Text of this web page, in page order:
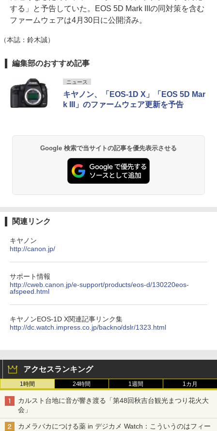
する」と予告していた。EOS 5D Mark IIIの同対策を含む
ファームウェアは4月30日に公開済み。
（本誌：鈴木誠）
編集部のおすすめ記事
ニュース
キヤノン、「EOS-1D X」「EOS 5D Mar
k III」のファームウェア更新を予告
Google 検索で当サイトの記事を優先表示させる
関連リンク
キヤノン
http://canon.jp/
サポート情報
http://cweb.canon.jp/e-support/products/eos-d/130220eos-
afspeed.html
キヤノンEOS-1D X関連記事リンク集
http://dc.watch.impress.co.jp/backno/dslr/1323.html
アクセスランキング
1時間 24時間 1週間 1カ月
カルスト台地に音が響き渡る「第48回秋吉台観光まつり花火大
会」
カメラバカにつける薬 in デジカメ Watch：こういうのはフィー